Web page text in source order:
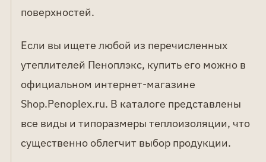
поверхностей.
Если вы ищете любой из перечисленных
утеплителей Пеноплэкс, купить его можно в
официальном интернет-магазине
Shop.Penoplex.ru. В каталоге представлены
все виды и типоразмеры теплоизоляции, что
существенно облегчит выбор продукции.